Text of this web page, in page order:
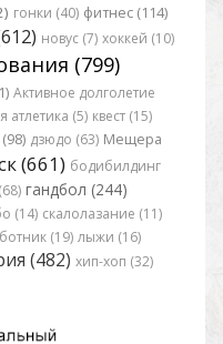
гонки (40) фитнес (114)
новус (7) хоккей (10)
(799)
Активное долголетие
атлетика (5) квест (15)
дзюдо (63) Мещера
(661) бодибилдинг
гандбол (244)
(14) скалолазание (11)
(19) лыжи (16)
(482) хип-хоп (32)